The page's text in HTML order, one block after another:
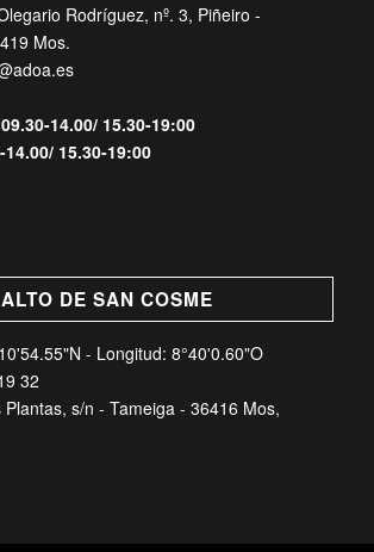
Rodríguez, nº. 3, Piñeiro -
Mos.
14.00/ 15.30-19:00
15.30-19:00
ALTO DE SAN COSME
- Longitud: 8°40'0.60"O
32
Plantas, s/n - Tameiga - 36416 Mos,